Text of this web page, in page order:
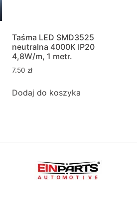
Taśma LED SMD3525
neutralna 4000K IP20
4,8W/m, 1 metr.
7.50 zł
Dodaj do koszyka